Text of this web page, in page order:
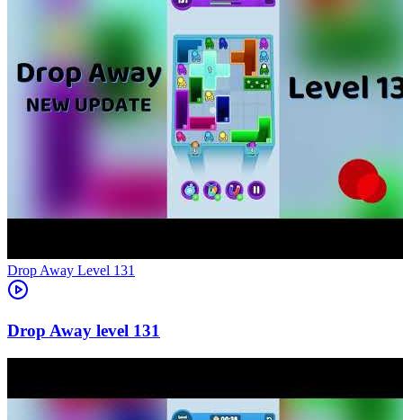
Level 131
131